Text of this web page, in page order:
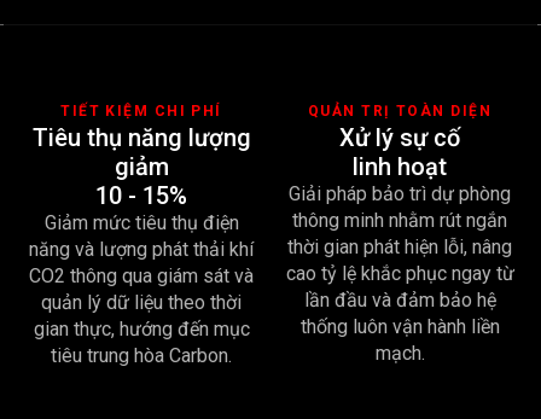
TIẾT KIỆM CHI PHÍ
Tiêu thụ năng lượng
giảm
10 - 15%
Giảm mức tiêu thụ điện
năng và lượng phát thải khí
CO2 thông qua giám sát và
quản lý dữ liệu theo thời
gian thực, hướng đến mục
tiêu trung hòa Carbon.
QUẢN TRỊ TOÀN DIỆN
Xử lý sự cố
linh hoạt
Giải pháp bảo trì dự phòng
thông minh nhằm rút ngắn
thời gian phát hiện lỗi, nâng
cao tỷ lệ khắc phục ngay từ
lần đầu và đảm bảo hệ
thống luôn vận hành liền
mạch.